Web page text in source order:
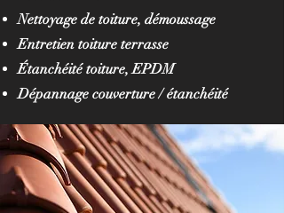
Nettoyage de toiture, démoussage
Entretien toiture terrasse
Étanchéité toiture, EPDM
Dépannage couverture / étanchéité